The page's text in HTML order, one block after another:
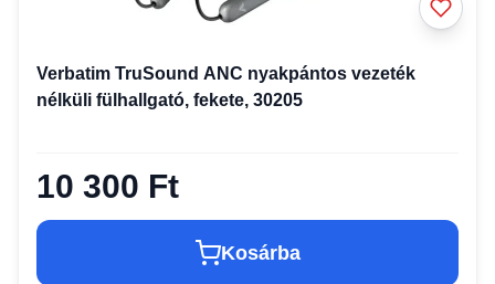
Verbatim TruSound ANC nyakpántos vezeték
nélküli fülhallgató, fekete, 30205
10 300 Ft
Kosárba